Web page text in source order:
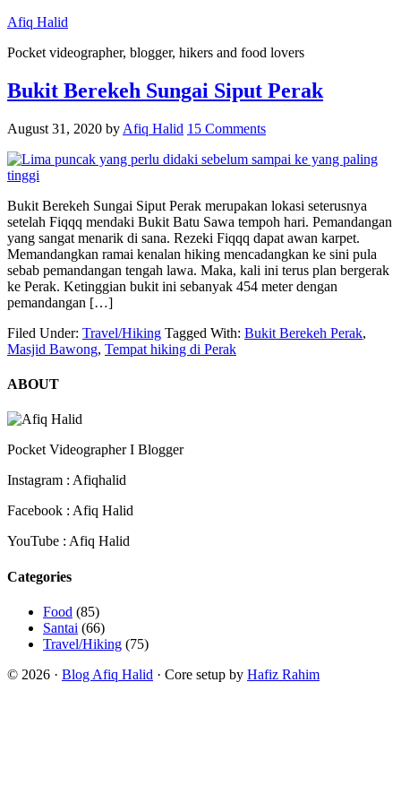
Afiq Halid
Pocket videographer, blogger, hikers and food lovers
Bukit Berekeh Sungai Siput Perak
August 31, 2020 by Afiq Halid 15 Comments
Bukit Berekeh Sungai Siput Perak merupakan lokasi seterusnya
setelah Fiqqq mendaki Bukit Batu Sawa tempoh hari. Pemandangan
yang sangat menarik di sana. Rezeki Fiqqq dapat awan karpet.
Memandangkan ramai kenalan hiking mencadangkan ke sini pula
sebab pemandangan tengah lawa. Maka, kali ini terus plan bergerak
ke Perak. Ketinggian bukit ini sebanyak 454 meter dengan
pemandangan […]
Filed Under: Travel/Hiking Tagged With: Bukit Berekeh Perak,
Masjid Bawong, Tempat hiking di Perak
ABOUT
Pocket Videographer I Blogger
Instagram : Afiqhalid
Facebook : Afiq Halid
YouTube : Afiq Halid
Categories
Food (85)
Santai (66)
Travel/Hiking (75)
© 2026 · Blog Afiq Halid · Core setup by Hafiz Rahim